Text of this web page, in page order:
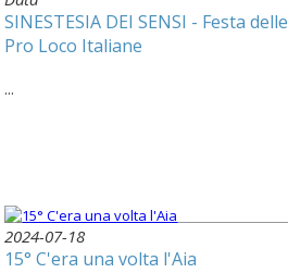
SINESTESIA DEI SENSI - Festa delle
Pro Loco Italiane
...
2024-07-18
15° C'era una volta l'Aia